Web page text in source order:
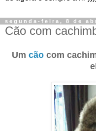
segunda-feira, 8 de
Cão com
Um cão com